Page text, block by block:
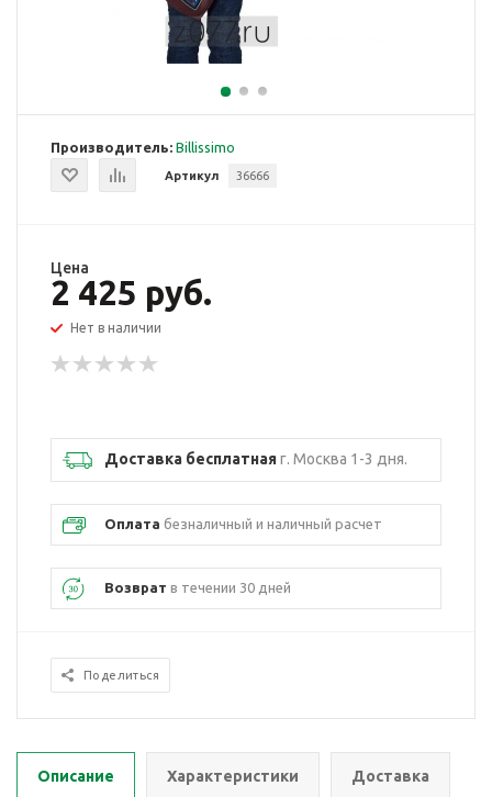
Производитель: Billissimo
Артикул 36666
Цена
2 425 руб.
Нет в наличии
Доставка бесплатнаяг. Москва 1-3 дня.
Оплата безналичный и наличный расчет
Возврат в течении 30 дней
Поделиться
Описание Характеристики Доставка